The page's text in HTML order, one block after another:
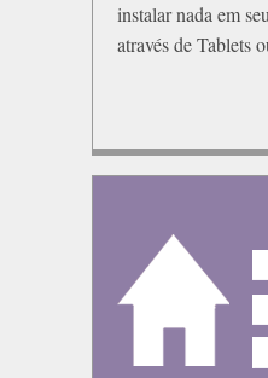
instalar nada em
através de Tablets